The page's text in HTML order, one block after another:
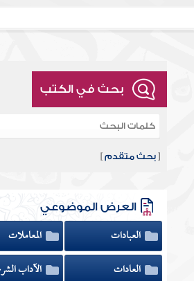
بحث في الكتب
[بحث متقدم ]
العرض الموضوعي
العبادات
المعاملات
العادات
الآداب